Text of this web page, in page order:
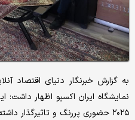
به گزارش خبرنگار دنیای اقتصاد
نمایشگاه ایران اکسپو اظهار داشت:
۲۰۲۵ حضوری پررنگ و تاثیرگذار داشته است.